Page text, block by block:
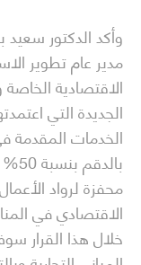
وأكد الدكتور
مدير عام تطوير
الاقتصادية
الجديدة التي
الخدمات المقدمة
محفزة لرواد
الاقتصادي في
خلال هذا القرار